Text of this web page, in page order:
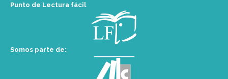
Punto de Lectura fácil
Somos parte de: